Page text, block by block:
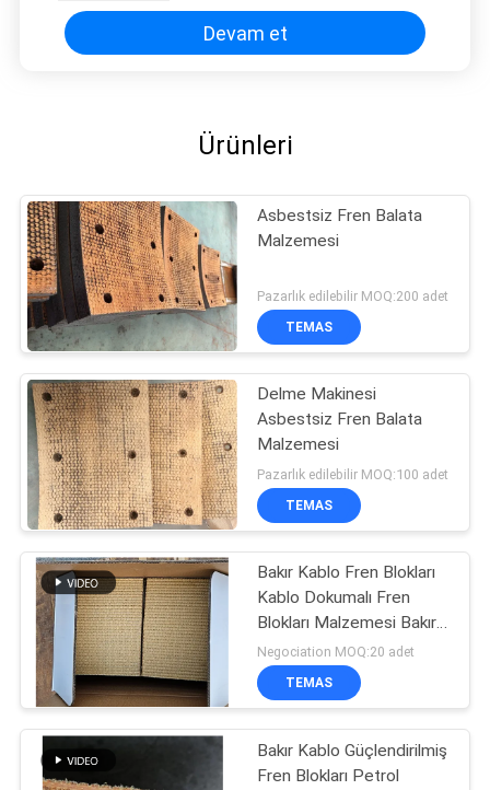
Devam et
Ürünleri
Asbestsiz Fren Balata
Malzemesi
Pazarlık edilebilir MOQ:200 adet
TEMAS
Delme Makinesi
Asbestsiz Fren Balata
Malzemesi
Pazarlık edilebilir MOQ:100 adet
TEMAS
Bakır Kablo Fren Blokları
Kablo Dokumalı Fren
Blokları Malzemesi Bakır
Kablo Güçlendirilmiş
Negociation MOQ:20 adet
TEMAS
Bakır Kablo Güçlendirilmiş
Fren Blokları Petrol